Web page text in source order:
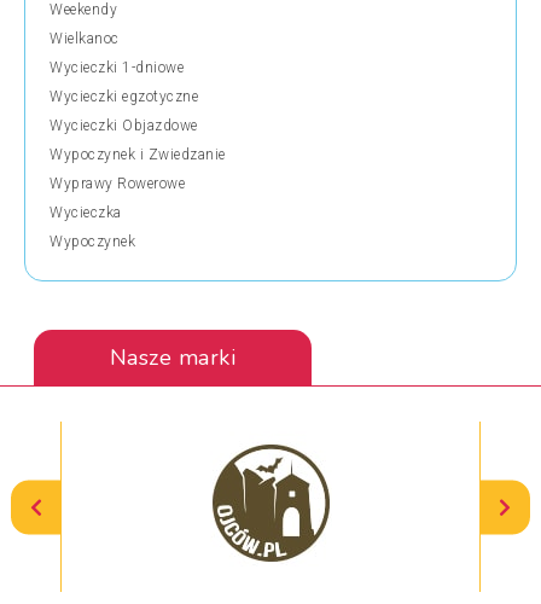
Weekendy
Wielkanoc
Wycieczki 1-dniowe
Wycieczki egzotyczne
Wycieczki Objazdowe
Wypoczynek i Zwiedzanie
Wyprawy Rowerowe
Wycieczka
Wypoczynek
Nasze marki